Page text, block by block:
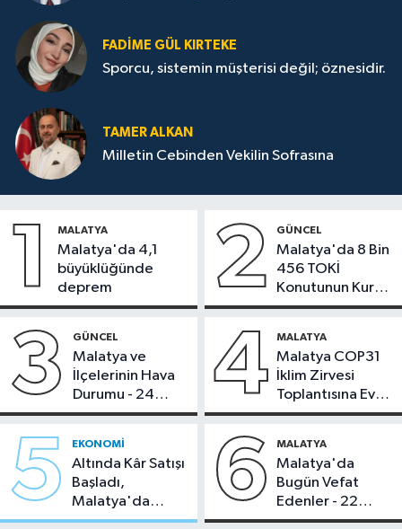
FADIME GÜL KIRTEKE
Sporcu, sistemin müşterisi değil; öznesidir.
TAMER ALKAN
Milletin Cebinden Vekilin Sofrasına
1 MALATYA
Malatya'da 4,1
büyüklüğünde
deprem
2 GÜNCEL
Malatya'da 8 Bin
456 TOKİ
Konutunun Kurası
Bugün Çekiliyor
3 GÜNCEL
Malatya ve
İlçelerinin Hava
Durumu - 24
Temmuz 2026
4 MALATYA
Malatya COP31
İklim Zirvesi
Toplantısına Ev
Sahipliği Yaptı
5 EKONOMI
Altında Kâr Satışı
Başladı,
Malatya'da
Makas Ne
6 MALATYA
Malatya'da
Bugün Vefat
Edenler - 22
Temmuz 2026